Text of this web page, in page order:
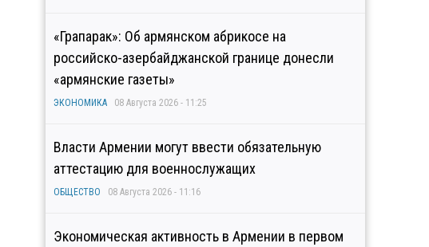
«Грапарак»: Об армянском абрикосе на
российско-азербайджанской границе донесли
«армянские газеты»
ЭКОНОМИКА 08 Августа 2026 - 11:25
Власти Армении могут ввести обязательную
аттестацию для военнослужащих
ОБЩЕСТВО 08 Августа 2026 - 11:16
Экономическая активность в Армении в первом